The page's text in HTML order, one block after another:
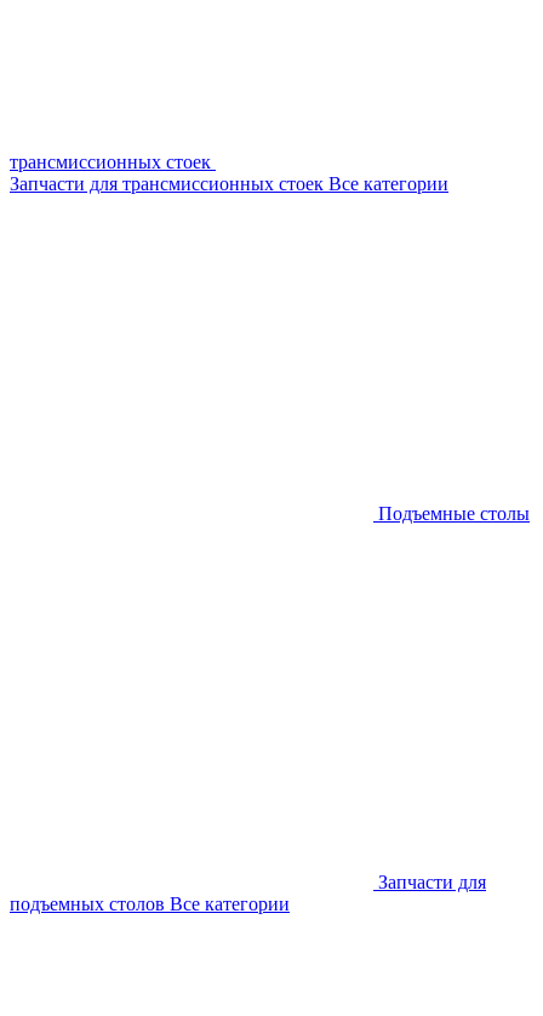
трансмиссионных стоек
Запчасти для трансмиссионных стоек Все категории
Подъемные столы
Запчасти для
подъемных столов Все категории